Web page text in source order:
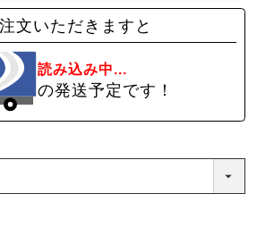
文いただきますと
読み込み中...
の発送予定です！